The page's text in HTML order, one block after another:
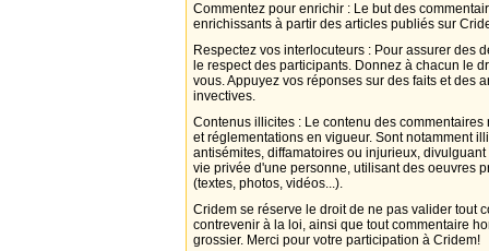
Commentez pour enrichir : Le but des
enrichissants à partir des articles publiés sur
Respectez vos interlocuteurs : Pour assurer des
le respect des participants. Donnez à chacun le
vous. Appuyez vos réponses sur des faits et des
invectives.
Contenus illicites : Le contenu des
et réglementations en vigueur. Sont notamment
antisémites, diffamatoires ou injurieux,
vie privée d'une personne, utilisant des oeuvres
(textes, photos, vidéos...).
Cridem se réserve le droit de ne pas valider tout
contrevenir à la loi, ainsi que tout commentaire
grossier. Merci pour votre participation à Cridem!